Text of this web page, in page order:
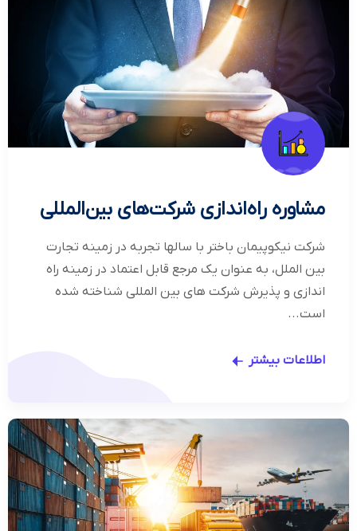
مشاوره راه‌اندازی شرکت‌های بین‌المللی
شرکت نیکوپیمان باختر با سالها تجربه در زمینه تجارت
بین الملل، به عنوان یک مرجع قابل اعتماد در زمینه راه
اندازی و پذیرش شرکت های بین المللی شناخته شده
است...
اطلاعات بیشتر